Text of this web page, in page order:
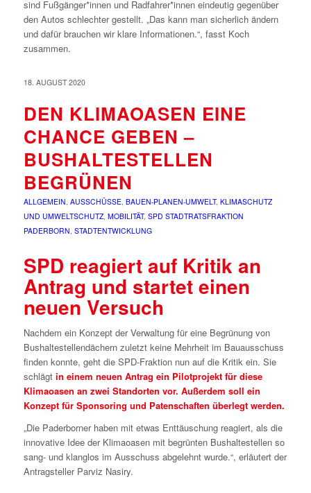
sind Fußgänger*innen und Radfahrer*innen eindeutig gegenüber
den Autos schlechter gestellt. „Das kann man sicherlich ändern
und dafür brauchen wir klare Informationen.“, fasst Koch
zusammen.
18. AUGUST 2020
DEN KLIMAOASEN EINE
CHANCE GEBEN –
BUSHALTESTELLEN
BEGRÜNEN
ALLGEMEIN AUSSCHÜSSE, BAUEN-PLANEN-UMWELT, KLIMASCHUTZ
UND UMWELTSCHUTZ, MOBILITÄT, SPD STADTRATSFRAKTION
PADERBORN STADTENTWICKLUNG
SPD reagiert auf Kritik an
Antrag und startet einen
neuen Versuch
Nachdem ein Konzept der Verwaltung für eine Begrünung von
Bushaltestellendächern zuletzt keine Mehrheit im Bauausschuss
finden konnte, geht die SPD-Fraktion nun auf die Kritik ein. Sie
schlägt in einem neuen Antrag ein Pilotprojekt für diese
Klimaoasen an zwei Standorten vor. Außerdem soll ein
Konzept für Sponsoring und Patenschaften überlegt werden.
„Die Paderborner haben mit etwas Enttäuschung reagiert, als die
innovative Idee der Klimaoasen mit begrünten Bushaltestellen so
sang- und klanglos im Ausschuss abgelehnt wurde.“, erläutert der
Antragsteller Parviz Nasiry.